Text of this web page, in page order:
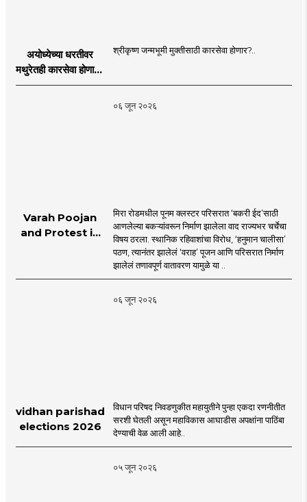
अयोध्येच्या धरतीवर
मथुरेतही कारसेवा होणार?
| Shri Krishna
श्रीकृष्ण जन्मभूमी मुक्तीसाठी कारसेवा होणार?..
०६ जून २०२६
Varah Poojan
and Protest in
Mira Road
मिरा रोडमधील पूनम क्लस्टर परिसरात ‘बकरी ईद’साठी
आणलेल्या बकऱ्यांवरून निर्माण झालेला वाद राज्यभर चर्चेचा
विषय ठरला. स्थानिक रहिवाशांचा विरोध, ‘हनुमान चालीसा’
पठण, त्यानंतर झालेलं ‘वराह’ पूजन आणि परिसरात निर्माण
झालेलं तणावपूर्ण वातावरण यामुळे या ..
०६ जून २०२६
vidhan parishad
elections 2026
विधान परिषद निवडणुकीत महायुतीने पुन्हा एकदा रणनीतीत
सरशी घेतली असून महाविकास आघाडीस अपक्षांना पाठिंबा
देण्याची वेळ आली आहे..
०५ जून २०२६